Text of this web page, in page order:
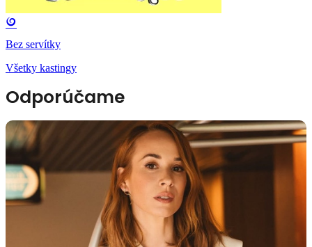
Bez servítky
Všetky kastingy
Odporúčame